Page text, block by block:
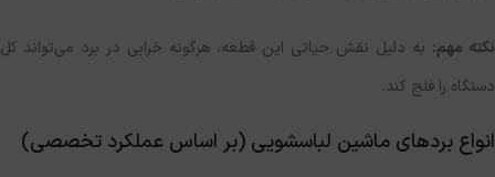
نکته مهم: به دلیل نقش حیاتی این قطعه، هرگونه خرابی در برد می‌تواند کل
دستگاه را فلج کند.
انواع بردهای ماشین لباسشویی (بر اساس عملکرد تخصصی)